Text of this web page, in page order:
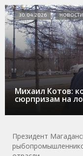
Михаил Котов:
сюрпризам на
30.04.2026 НОВОСТИ
Президент